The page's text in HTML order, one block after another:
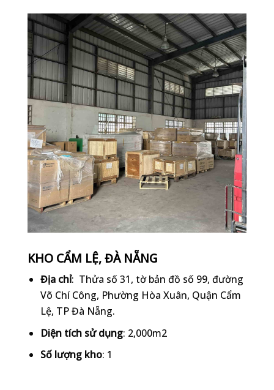
KHO CẨM LỆ, ĐÀ NẴNG
Địa chỉ: Thửa số 31, tờ bản đồ số 99, đường
Võ Chí Công, Phường Hòa Xuân, Quận Cẩm
Lệ, TP Đà Nẵng.
Diện tích sử dụng: 2,000m2
Số lượng kho: 1